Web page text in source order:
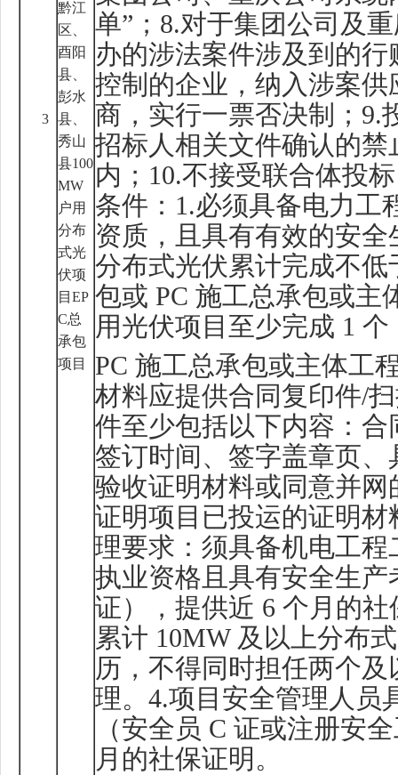
3
黔江
区、
酉阳
县、
彭水
县、
秀山
县100
MW
户用
分布
式光
伏项
目 EP
C总
承包
项目
单”； 8.对于集团公司及
办的涉法案件涉及到的
控制的企业，纳入涉案供
商，实行一票否决制； 9.
招标人相关文件确认的
内； 10.不接受联合体投
条件： 1.必须具备电力工
资质，且具有有效的安全
分布式光伏累计完成不低
包或 PC 施工总承包或主
用光伏项目至少完成 1 个
PC 施工总承包或主体工
材料应提供合同复印件/
件至少包括以下内容：
签订时间、签字盖章页
验收证明材料或同意并
证明项目已投运的证明材
理要求：须具备机电工
执业资格且具有安全生产
证），提供近 6 个月的社
累计 10MW 及以上分布
历，不得同时担任两个
理。 4.项目安全管理人员
（安全员 C 证或注册安
月的社保证明。